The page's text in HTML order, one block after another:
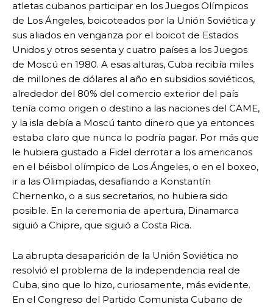
atletas cubanos participar en los Juegos Olímpicos
de Los Ángeles, boicoteados por la Unión Soviética y
sus aliados en venganza por el boicot de Estados
Unidos y otros sesenta y cuatro países a los Juegos
de Moscú en 1980. A esas alturas, Cuba recibía miles
de millones de dólares al año en subsidios soviéticos,
alrededor del 80% del comercio exterior del país
tenía como origen o destino a las naciones del CAME,
y la isla debía a Moscú tanto dinero que ya entonces
estaba claro que nunca lo podría pagar. Por más que
le hubiera gustado a Fidel derrotar a los americanos
en el béisbol olímpico de Los Ángeles, o en el boxeo,
ir a las Olimpiadas, desafiando a Konstantín
Chernenko, o a sus secretarios, no hubiera sido
posible. En la ceremonia de apertura, Dinamarca
siguió a Chipre, que siguió a Costa Rica.
La abrupta desaparición de la Unión Soviética no
resolvió el problema de la independencia real de
Cuba, sino que lo hizo, curiosamente, más evidente.
En el Congreso del Partido Comunista Cubano de